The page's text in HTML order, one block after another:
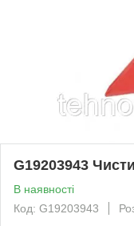
G19203943
В наявності
Код: G19203943